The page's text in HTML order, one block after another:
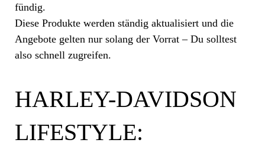
fündig.
Diese Produkte werden ständig aktualisiert und die
Angebote gelten nur solang der Vorrat – Du solltest
also schnell zugreifen.
HARLEY-DAVIDSON
LIFESTYLE: